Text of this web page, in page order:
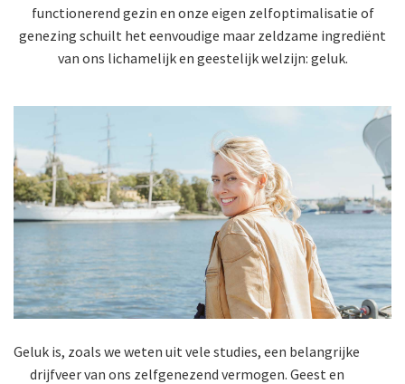
functionerend gezin en onze eigen zelfoptimalisatie of
genezing schuilt het eenvoudige maar zeldzame ingrediënt
van ons lichamelijk en geestelijk welzijn: geluk.
Geluk is, zoals we weten uit vele studies, een belangrijke
drijfveer van ons zelfgenezend vermogen. Geest en